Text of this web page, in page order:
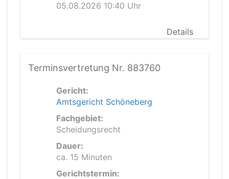
05.08.2026 10:40 Uhr
Details
Terminsvertretung Nr. 883760
Gericht:
Amtsgericht Schöneberg
Fachgebiet:
Scheidungsrecht
Dauer:
ca. 15 Minuten
Gerichtstermin: